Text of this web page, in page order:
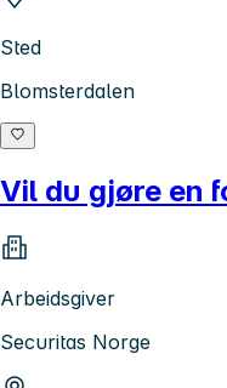
Sted
Blomsterdalen
Vil du gjøre en
Arbeidsgiver
Securitas Norge